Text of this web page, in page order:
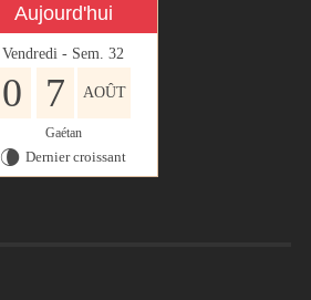
Aujourd'hui
Vendredi - Sem. 32
0 7 AOÛT
Gaétan
V Dernier croissant